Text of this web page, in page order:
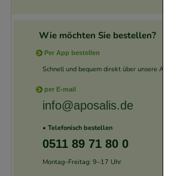
Wie möchten Sie bestellen?
Per App bestellen
Schnell und bequem direkt über unsere App.
per E-mail
info@aposalis.de
• Telefonisch bestellen
0511 89 71 80 0
Montag–Freitag: 9–17 Uhr